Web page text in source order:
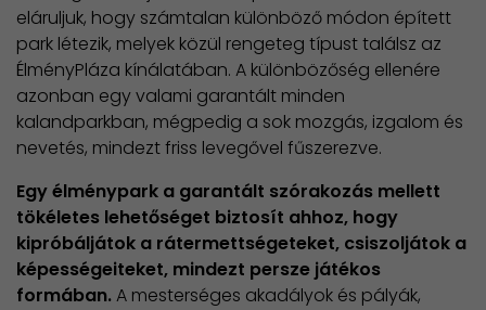
eláruljuk, hogy számtalan különböző módon épített
park létezik, melyek közül rengeteg típust találsz az
ÉlményPláza kínálatában. A különbözőség ellenére
azonban egy valami garantált minden
kalandparkban, mégpedig a sok mozgás, izgalom és
nevetés, mindezt friss levegővel fűszerezve.
Egy élménypark a garantált szórakozás mellett
tökéletes lehetőséget biztosít ahhoz, hogy
kipróbáljátok a rátermettségeteket, csiszoljátok a
képességeiteket, mindezt persze játékos
formában.A mesterséges akadályok és pályák,